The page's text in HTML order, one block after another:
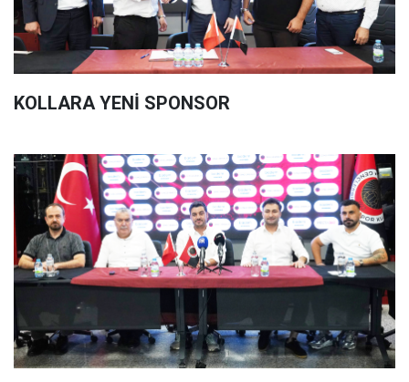
KOLLARA YENİ SPONSOR